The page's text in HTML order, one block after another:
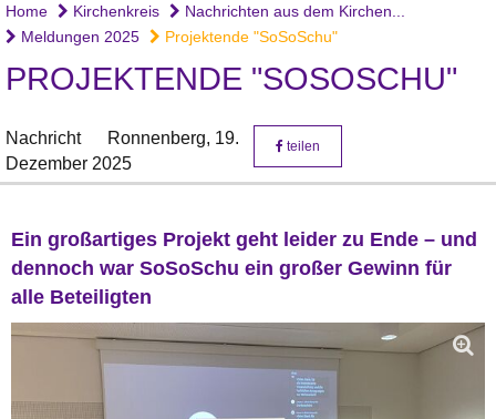
Home Kirchenkreis
Nachrichten aus dem Kirchen...
Meldungen 2025
Projektende "SoSoSchu"
PROJEKTENDE "SOSOSCHU"
Nachricht Ronnenberg, 19.
Dezember 2025
teilen
Ein großartiges Projekt geht leider zu Ende – und
dennoch war SoSoSchu ein großer Gewinn für
alle Beteiligten